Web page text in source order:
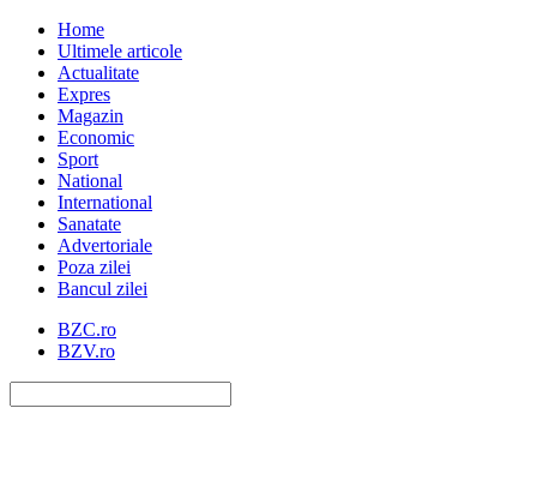
Home
Ultimele articole
Actualitate
Expres
Magazin
Economic
Sport
National
International
Sanatate
Advertoriale
Poza zilei
Bancul zilei
BZC.ro
BZV.ro